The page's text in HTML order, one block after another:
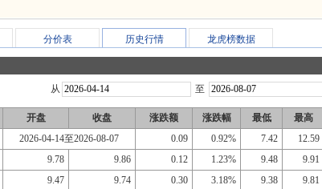
分价表 历史行情 龙虎榜数据
从 至
开盘 收盘 涨跌额 涨跌幅 最低 最高
2026-04-14至2026-08-07 0.09 0.92% 7.42 12.59
9.78 9.86 0.12 1.23% 9.48 9.91
9.47 9.74 0.30 3.18% 9.38 9.81